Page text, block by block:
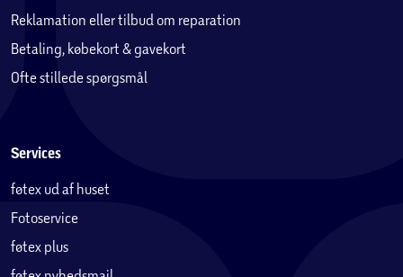
Reklamation eller tilbud om reparation
Betaling, købekort & gavekort
Ofte stillede spørgsmål
Services
føtex ud af huset
Fotoservice
føtex plus